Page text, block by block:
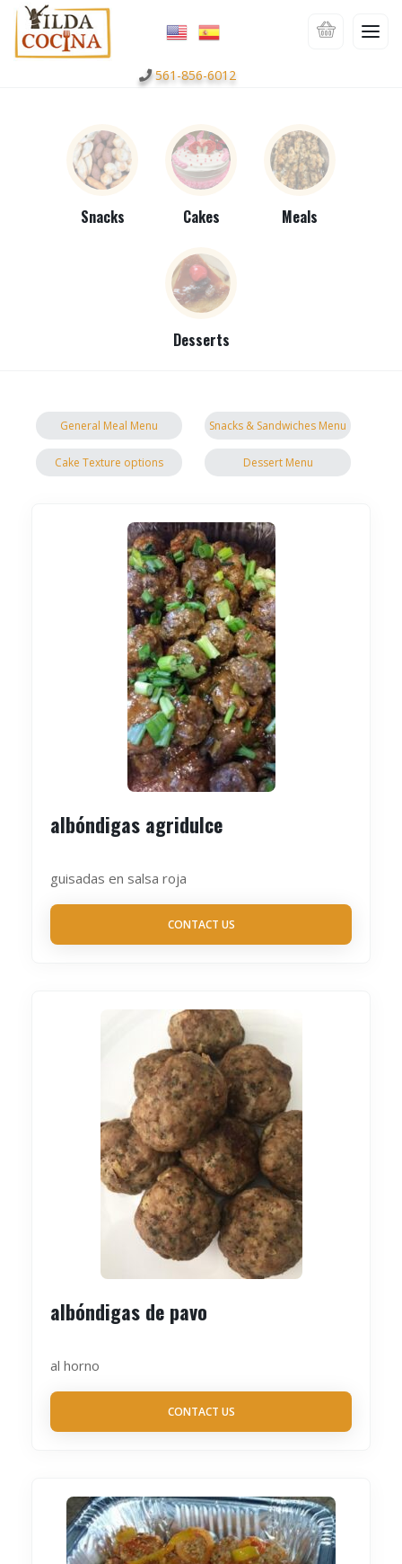
561-856-6012
Snacks Cakes Meals
Desserts
General Meal Menu Snacks & Sandwiches Menu
Cake Texture options Dessert Menu
albóndigas agridulce
guisadas en salsa roja
CONTACT US
albóndigas de pavo
al horno
CONTACT US